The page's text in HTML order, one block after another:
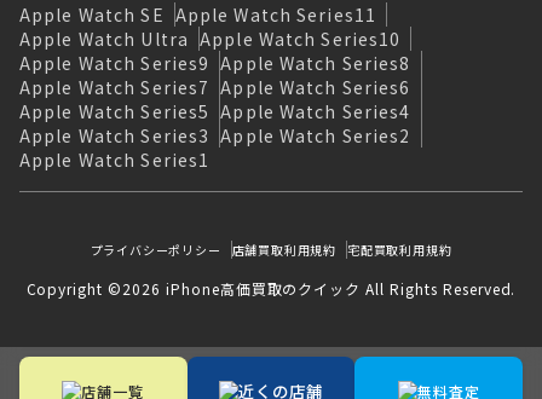
Apple Watch SE Apple Watch Series11
Apple Watch Ultra Apple Watch Series10
Apple Watch Series9 Apple Watch Series8
Apple Watch Series7 Apple Watch Series6
Apple Watch Series5 Apple Watch Series4
Apple Watch Series3 Apple Watch Series2
Apple Watch Series1
プライバシーポリシー 店舗買取利用規約 宅配買取利用規約
Copyright ©2026 iPhone高価買取のクイック All Rights Reserved.
店舗一覧 近くの店舗 無料査定